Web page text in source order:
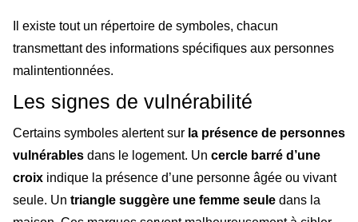
Il existe tout un répertoire de symboles, chacun
transmettant des informations spécifiques aux personnes
malintentionnées.
Les signes de vulnérabilité
Certains symboles alertent sur la présence de personnes
vulnérables dans le logement. Un cercle barré d’une
croix indique la présence d’une personne âgée ou vivant
seule. Un triangle suggère une femme seule dans la